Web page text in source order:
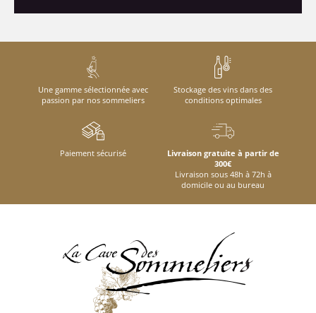
Une gamme sélectionnée avec
passion par nos sommeliers
Stockage des vins dans des
conditions optimales
Paiement sécurisé
Livraison gratuite à partir de
300€
Livraison sous 48h à 72h à
domicile ou au bureau